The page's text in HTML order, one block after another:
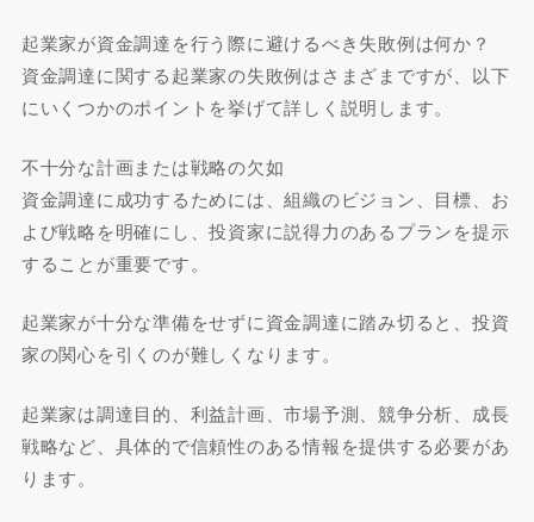
起業家が資金調達を行う際に避けるべき失敗例は何か？
資金調達に関する起業家の失敗例はさまざまですが、以下
にいくつかのポイントを挙げて詳しく説明します。
不十分な計画または戦略の欠如
資金調達に成功するためには、組織のビジョン、目標、お
よび戦略を明確にし、投資家に説得力のあるプランを提示
することが重要です。
起業家が十分な準備をせずに資金調達に踏み切ると、投資
家の関心を引くのが難しくなります。
起業家は調達目的、利益計画、市場予測、競争分析、成長
戦略など、具体的で信頼性のある情報を提供する必要があ
ります。